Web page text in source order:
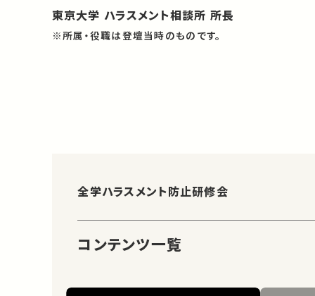
東京大学 ハラスメント相談所 所長
※所属・役職は登壇当時のものです。
全学ハラスメント防止研修会
コンテンツ一覧